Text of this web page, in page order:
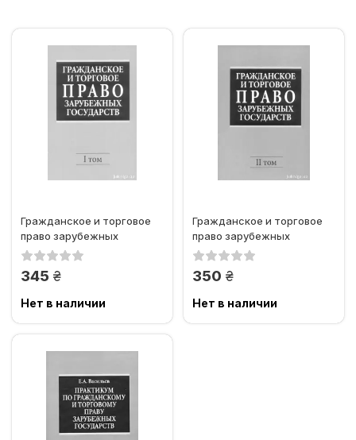
Гражданское и торговое
право зарубежных
государств. Учебник В 2-х
345 грн.
Нет в наличии
Гражданское и торговое
право зарубежных
государств. Учебник В 2-х
350 грн.
Нет в наличии